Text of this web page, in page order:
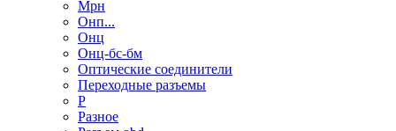
Мрн
Онп...
Онц
Онц-бс-бм
Оптические соединители
Переходные разъемы
Р
Разное